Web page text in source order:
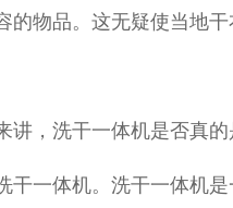
物品。这无疑使当地干
，洗干一体机是否真
一体机。洗干一体机